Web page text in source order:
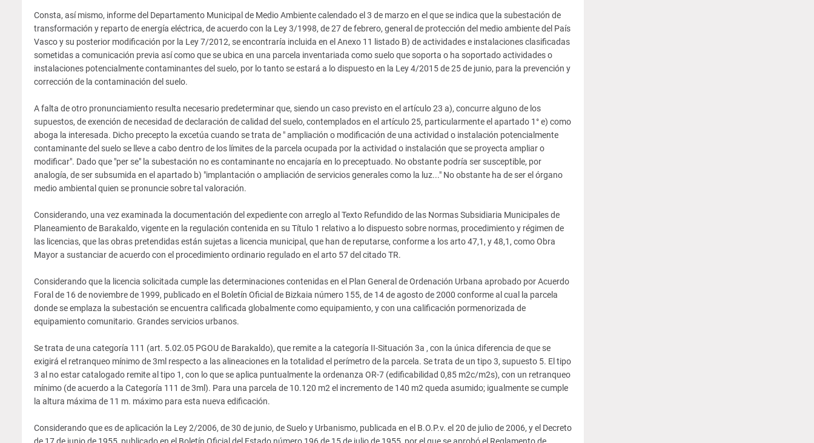
Consta, así mismo, informe del Departamento Municipal de Medio Ambiente calendado el 3 de marzo en el que se indica que la subestación de
transformación y reparto de energía eléctrica, de acuerdo con la Ley 3/1998, de 27 de febrero, general de protección del medio ambiente del País
Vasco y su posterior modificación por la Ley 7/2012, se encontraría incluida en el Anexo 11 listado B) de actividades e instalaciones clasificadas
sometidas a comunicación previa así como que se ubica en una parcela inventariada como suelo que soporta o ha soportado actividades o
instalaciones potencialmente contaminantes del suelo, por lo tanto se estará a lo dispuesto en la Ley 4/2015 de 25 de junio, para la prevención y
corrección de la contaminación del suelo.
A falta de otro pronunciamiento resulta necesario predeterminar que, siendo un caso previsto en el artículo 23 a), concurre alguno de los
supuestos, de exención de necesidad de declaración de calidad del suelo, contemplados en el artículo 25, particularmente el apartado 1° e) como
aboga la interesada. Dicho precepto la excetúa cuando se trata de " ampliación o modificación de una actividad o instalación potencialmente
contaminante del suelo se lleve a cabo dentro de los límites de la parcela ocupada por la actividad o instalación que se proyecta ampliar o
modificar". Dado que "per se" la subestación no es contaminante no encajaría en lo preceptuado. No obstante podría ser susceptible, por
analogía, de ser subsumida en el apartado b) "implantación o ampliación de servicios generales como la luz..." No obstante ha de ser el órgano
medio ambiental quien se pronuncie sobre tal valoración.
Considerando, una vez examinada la documentación del expediente con arreglo al Texto Refundido de las Normas Subsidiaria Municipales de
Planeamiento de Barakaldo, vigente en la regulación contenida en su Título 1 relativo a lo dispuesto sobre normas, procedimiento y régimen de
las licencias, que las obras pretendidas están sujetas a licencia municipal, que han de reputarse, conforme a los arto 47,1, y 48,1, como Obra
Mayor a sustanciar de acuerdo con el procedimiento ordinario regulado en el arto 57 del citado TR.
Considerando que la licencia solicitada cumple las determinaciones contenidas en el Plan General de Ordenación Urbana aprobado por Acuerdo
Foral de 16 de noviembre de 1999, publicado en el Boletín Oficial de Bizkaia número 155, de 14 de agosto de 2000 conforme al cual la parcela
donde se emplaza la subestación se encuentra calificada globalmente como equipamiento, y con una calificación pormenorizada de
equipamiento comunitario. Grandes servicios urbanos.
Se trata de una categoría 111 (art. 5.02.05 PGOU de Barakaldo), que remite a la categoría II-Situación 3a , con la única diferencia de que se
exigirá el retranqueo mínimo de 3ml respecto a las alineaciones en la totalidad el perímetro de la parcela. Se trata de un tipo 3, supuesto 5. El tipo
3 al no estar catalogado remite al tipo 1, con lo que se aplica puntualmente la ordenanza OR-7 (edificabilidad 0,85 m2c/m2s), con un retranqueo
mínimo (de acuerdo a la Categoría 111 de 3ml). Para una parcela de 10.120 m2 el incremento de 140 m2 queda asumido; igualmente se cumple
la altura máxima de 11 m. máximo para esta nueva edificación.
Considerando que es de aplicación la Ley 2/2006, de 30 de junio, de Suelo y Urbanismo, publicada en el B.O.P.v. el 20 de julio de 2006, y el Decreto
de 17 de junio de 1955, publicado en el Boletín Oficial del Estado número 196 de 15 de julio de 1955, por el que se aprobó el Reglamento de